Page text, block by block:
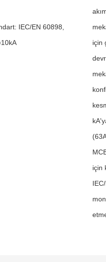
IEC/EN 60898,
için
için